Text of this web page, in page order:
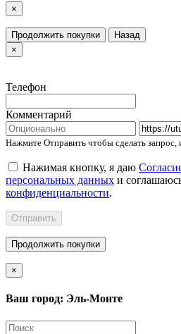
×
Продолжить покупки
Назад
×
Телефон
Комментарий
Нажмите Отправить чтобы сделать
Нажимая кнопку, я даю
персональных данных и
конфиденциальности.
Отправить
Продолжить покупки
×
Ваш город: Эль-Монте